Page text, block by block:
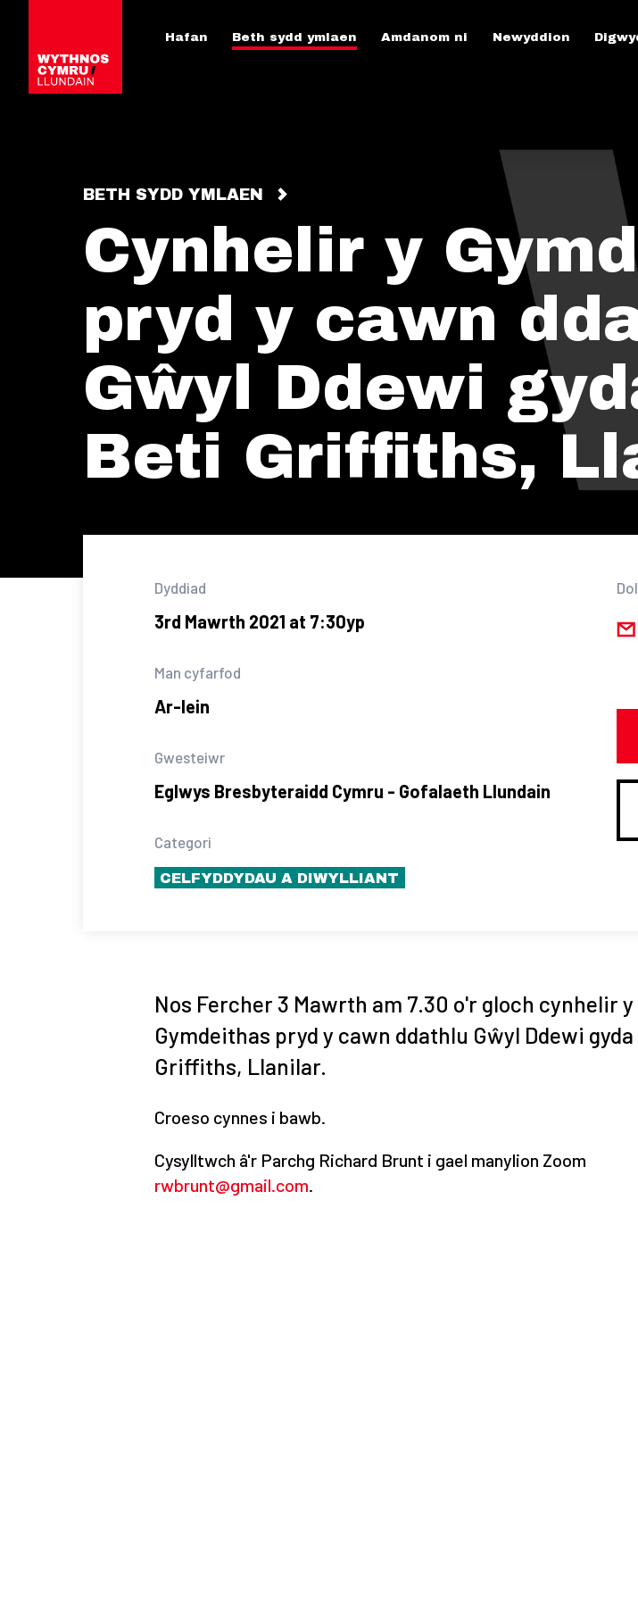
Hafan Beth sydd ymlaen Amdanom ni Newyddion
BETH SYDD YMLAEN
Cynhelir y
pryd y cawn
Gŵyl Ddewi
Beti Griffiths,
Dyddiad
3rd Mawrth 2021 at 7:30yp
Man cyfarfod
Ar-lein
Gwesteiwr
Eglwys Bresbyteraidd Cymru - Gofalaeth Llundain
Categori
CELFYDDYDAU A DIWYLLIANT
Nos Fercher 3 Mawrth am 7.30 o'r gloch cynhelir y
Gymdeithas pryd y cawn ddathlu Gŵyl Ddewi
Griffiths, Llanilar.
Croeso cynnes i bawb.
Cysylltwch â'r Parchg Richard Brunt i gael manylion Zoom
rwbrunt@gmail.com.